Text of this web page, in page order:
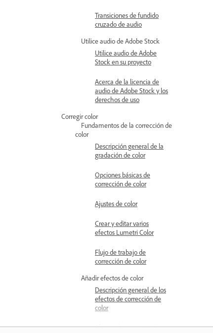
Transiciones de fundido
cruzado de audio
Utilice audio de Adobe Stock
Utilice audio de Adobe
Stock en su proyecto
Acerca de la licencia de
audio de Adobe Stock y los
derechos de uso
Corregir color
Fundamentos de la corrección de
color
Descripción general de la
gradación de color
Opciones básicas de
corrección de color
Ajustes de color
Crear y editar varios
efectos Lumetri Color
Flujo de trabajo de
corrección de color
Añadir efectos de color
Descripción general de los
efectos de corrección de
color
Efectos de corrección de